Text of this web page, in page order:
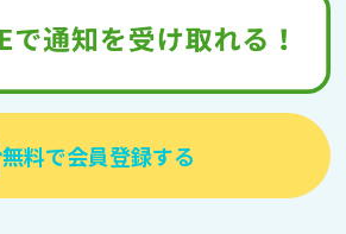
無料で会員登録する